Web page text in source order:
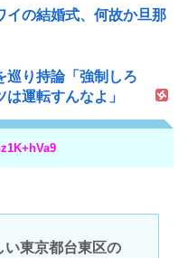
イの結婚式、何故か旦那
巡り持論「強制しろ
運転すんなよ」
い東京都台東区の